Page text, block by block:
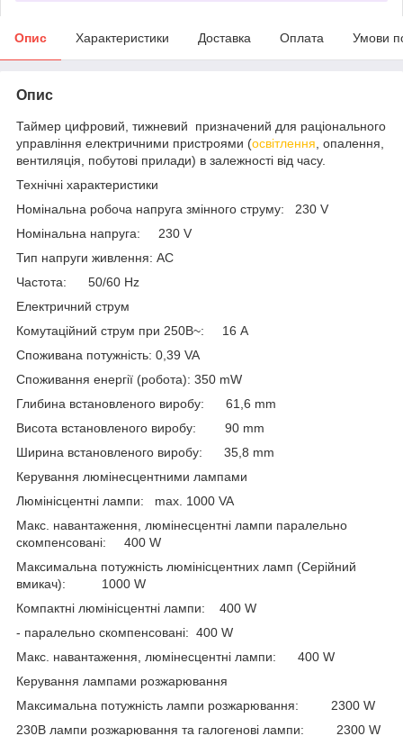
Опис Характеристики Доставка Оплата Умови
Опис
Таймер цифровий, тижневий призначений для раціонального
управління електричними пристроями (освітлення , опалення,
вентиляція, побутові прилади) в залежності від часу.
Технічні характеристики
Номінальна робоча напруга змінного струму: 230 V
Номінальна напруга: 230 V
Тип напруги живлення: AC
Частота: 50/60 Hz
Електричний струм
Комутаційний струм при 250В~: 16 A
Споживана потужність: 0,39 VA
Споживання енергії (робота): 350 mW
Глибина встановленого виробу: 61,6 mm
Висота встановленого виробу: 90 mm
Ширина встановленого виробу: 35,8 mm
Керування люмінесцентними лампами
Люмінісцентні лампи: max. 1000 VA
Макс. навантаження, люмінесцентні лампи паралельно
скомпенсовані: 400 W
Максимальна потужність люмінісцентних ламп (Серійний
вмикач): 1000 W
Компактні люмінісцентні лампи: 400 W
- паралельно скомпенсовані: 400 W
Макс. навантаження, люмінесцентні лампи: 400 W
Керування лампами розжарювання
Максимальна потужність лампи розжарювання: 2300 W
230В лампи розжарювання та галогенові лампи: 2300 W